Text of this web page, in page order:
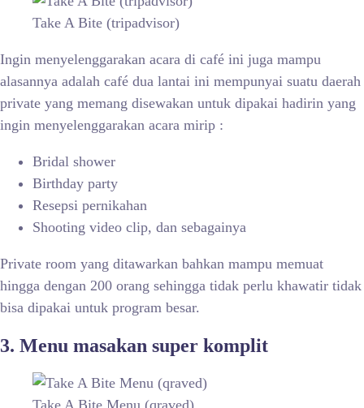
Take A Bite (tripadvisor)
Ingin menyelenggarakan acara di café ini juga mampu
alasannya adalah café dua lantai ini mempunyai suatu daerah
private yang memang disewakan untuk dipakai hadirin yang
ingin menyelenggarakan acara mirip :
Bridal shower
Birthday party
Resepsi pernikahan
Shooting video clip, dan sebagainya
Private room yang ditawarkan bahkan mampu memuat
hingga dengan 200 orang sehingga tidak perlu khawatir tidak
bisa dipakai untuk program besar.
3. Menu masakan super komplit
Take A Bite Menu (qraved)